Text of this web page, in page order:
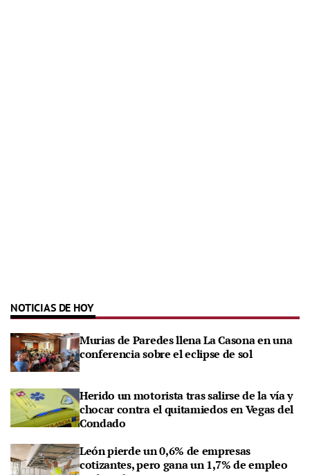
NOTICIAS DE HOY
Murias de Paredes llena La Casona en una
conferencia sobre el eclipse de sol
Herido un motorista tras salirse de la vía y
chocar contra el quitamiedos en Vegas del
Condado
León pierde un 0,6% de empresas
cotizantes, pero gana un 1,7% de empleo